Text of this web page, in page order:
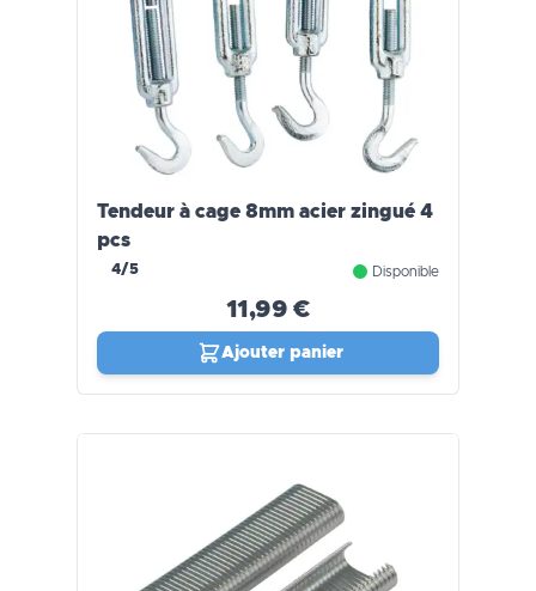
Tendeur à cage 8mm acier zingué 4
pcs
4/5 Disponible
11,99 €
Ajouter panier